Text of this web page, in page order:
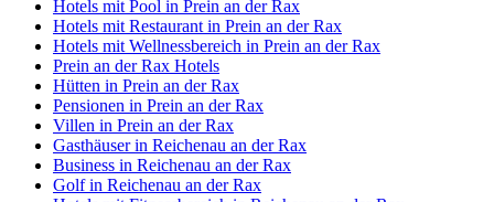
Hotels mit Pool in Prein an der Rax
Hotels mit Restaurant in Prein an der Rax
Hotels mit Wellnessbereich in Prein an der Rax
Prein an der Rax Hotels
Hütten in Prein an der Rax
Pensionen in Prein an der Rax
Villen in Prein an der Rax
Gasthäuser in Reichenau an der Rax
Business in Reichenau an der Rax
Golf in Reichenau an der Rax